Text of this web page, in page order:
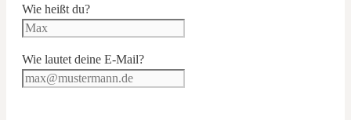
Wie heißt du?
Wie lautet deine E-Mail?